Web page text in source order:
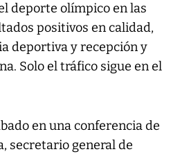
deporte olímpico en las
positivos en calidad,
deportiva y recepción y
Solo el tráfico sigue en el
en una conferencia de
secretario general de